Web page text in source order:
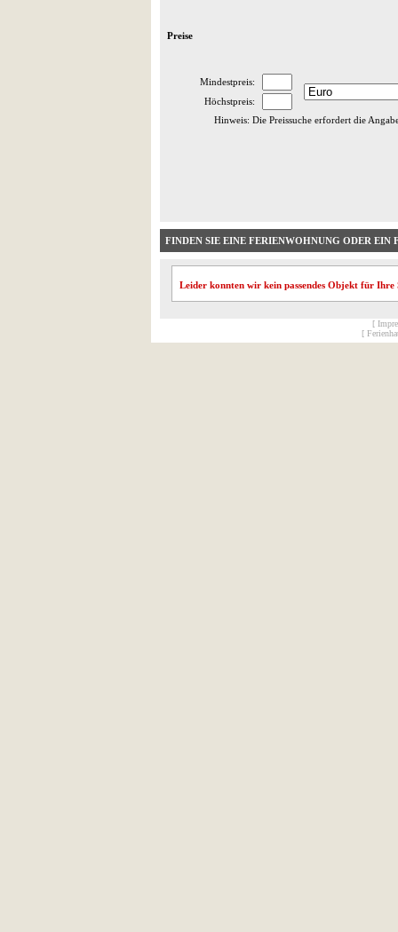
Preise
Mindestpreis:
Höchstpreis:
Hinweis: Die Preissuche erfordert die
FINDEN SIE EINE FERIENWOHNUNG ODER EIN
Leider konnten wir kein passendes Objekt für Ihre
[
[